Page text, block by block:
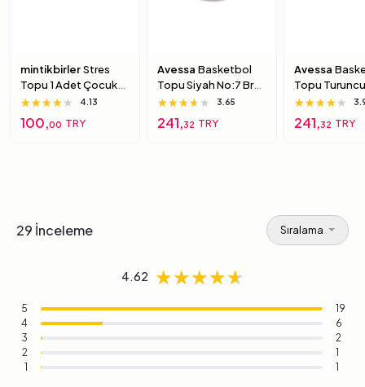
mintikbirlerStres
Topu 1 Adet Çocuk
Için Yumuşak
Süngerimsi Içi Dolu
Top 6 Numara
★★★★★
★★★★★
★★★★★ 4.13
100,00 TRY
Avessa Basketbol
Topu Siyah No:7 Brc-
7 7 Numara
★★★★★
★★★★★
★★★★★ 3.65
241,32 TRY
Avessa
Topu
Brc-7 5
★★★★★
★★★★★
★★★★★
241,32 TRY
29 İnceleme Sıralama
4.62 ★★★★★
★★★★★
★★★★★
5
19
4
6
3
2
2
1
1
1